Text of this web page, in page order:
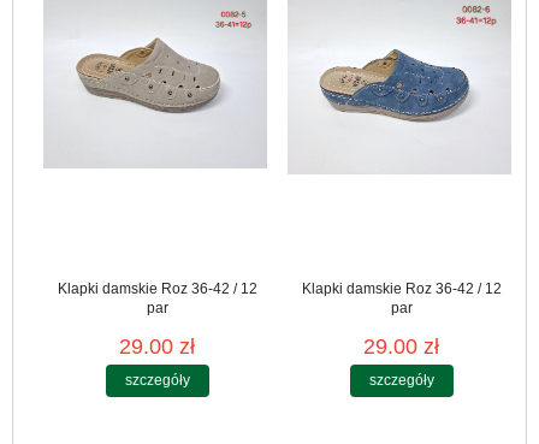
Klapki damskie Roz 36-42 / 12
par
29.00 zł
szczegóły
Klapki damskie Roz 36-42 / 12
par
29.00 zł
szczegóły